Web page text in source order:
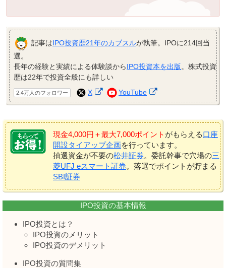
記事はIPO投資歴21年のカブスルが執筆。IPOに214回当
選。
長年の経験と実績による体験談からIPO投資本を出版。株式投資
歴は22年で投資全般にも詳しい
2.4万人のフォロワー X YouTube
現金4,000円＋最大7,000ポイント がもらえる口座
開設タイアップ企画を行っています。
抽選資金が不要の松井証券。委託幹事で穴場の三
菱UFJ eスマート証券。落選でポイントが貯まる
SBI証券
IPO投資の基本情報
IPO投資とは？
IPO投資のメリット
IPO投資のデメリット
IPO投資の質問集